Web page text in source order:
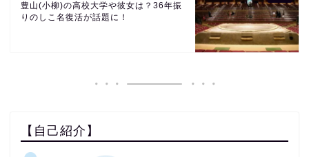
豊山(小柳)の高校大学や彼女は？36年振
りのしこ名復活が話題に！
【自己紹介】